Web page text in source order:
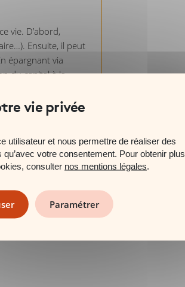
vie. D’abord,
Ensuite, il peut
épargnant via
du capital à la
fluctuations à la
sur le
supporté par
utilisateur et nous permettre de réaliser des
votre consentement. Pour obtenir plus
consulter nos mentions légales.
Paramétrer